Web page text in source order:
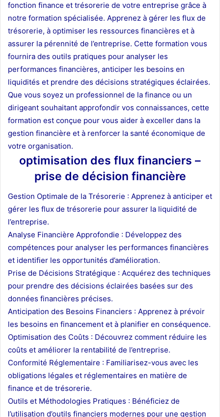
fonction finance et trésorerie de votre entreprise grâce à
notre formation spécialisée. Apprenez à gérer les flux de
trésorerie, à optimiser les ressources financières et à
assurer la pérennité de l’entreprise. Cette formation vous
fournira des outils pratiques pour analyser les
performances financières, anticiper les besoins en
liquidités et prendre des décisions stratégiques éclairées.
Que vous soyez un professionnel de la finance ou un
dirigeant souhaitant approfondir vos connaissances, cette
formation est conçue pour vous aider à exceller dans la
gestion financière et à renforcer la santé économique de
votre organisation.
optimisation des flux financiers –
prise de décision financière
Gestion Optimale de la Trésorerie : Apprenez à anticiper et
gérer les flux de trésorerie pour assurer la liquidité de
l’entreprise.
Analyse Financière Approfondie : Développez des
compétences pour analyser les performances financières
et identifier les opportunités d’amélioration.
Prise de Décisions Stratégique : Acquérez des techniques
pour prendre des décisions éclairées basées sur des
données financières précises.
Anticipation des Besoins Financiers : Apprenez à prévoir
les besoins en financement et à planifier en conséquence.
Optimisation des Coûts : Découvrez comment réduire les
coûts et améliorer la rentabilité de l’entreprise.
Conformité Réglementaire : Familiarisez-vous avec les
obligations légales et réglementaires en matière de
finance et de trésorerie.
Outils et Méthodologies Pratiques : Bénéficiez de
l’utilisation d’outils financiers modernes pour une gestion